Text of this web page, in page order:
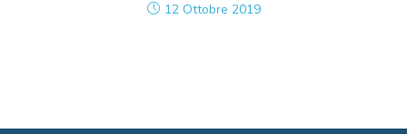
12 Ottobre 2019